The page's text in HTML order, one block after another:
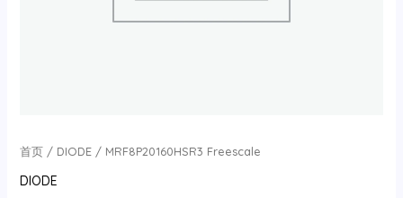
首页/ DIODE/ MRF8P20160HSR3 Freescale
DIODE